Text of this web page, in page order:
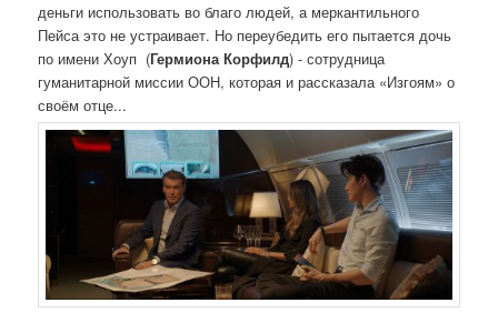
деньги использовать во благо людей, а меркантильного
Пейса это не устраивает. Но переубедить его пытается дочь
по имени Хоуп (Гермиона Корфилд) - сотрудница
гуманитарной миссии ООН, которая и рассказала «Изгоям» о
своём отце...